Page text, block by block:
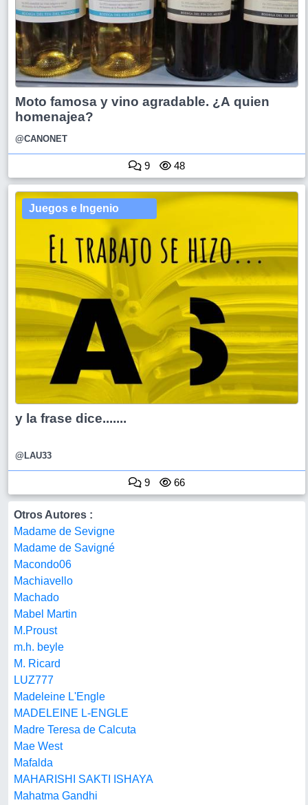
Moto famosa y vino agradable. ¿A quien
homenajea?
@CANONET
9 48
Juegos e Ingenio
y la frase dice.......
@LAU33
9 66
Otros Autores :
Madame de Sevigne
Madame de Savigné
Macondo06
Machiavello
Machado
Mabel Martin
M.Proust
m.h. beyle
M. Ricard
LUZ777
Madeleine L'Engle
MADELEINE L-ENGLE
Madre Teresa de Calcuta
Mae West
Mafalda
MAHARISHI SAKTI ISHAYA
Mahatma Gandhi